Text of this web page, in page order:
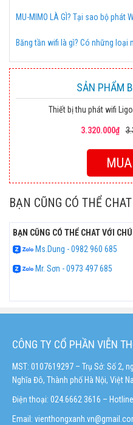
MU-MIMO LÀ GÌ? Tại sao bộ phát
Băng tần wifi là gì? Có những loại
SẢN PHẨM
Thiết bị thu phát wifi
3.320.000₫
BẠN CŨNG CÓ THỂ
BẠN CŨNG CÓ THỂ CHAT VỚI
Ms.Dung - 0982 960 685
Mr. Sơn - 0973 497 685
CÔNG TY CỔ PHẦN VIỄN
MST: 0107619297 – Trụ Sở: Số 2,
Nghĩa Đô, Thành phố Hà Nội, Việt
Điện thoại: 024.6662 3616 –
Email: